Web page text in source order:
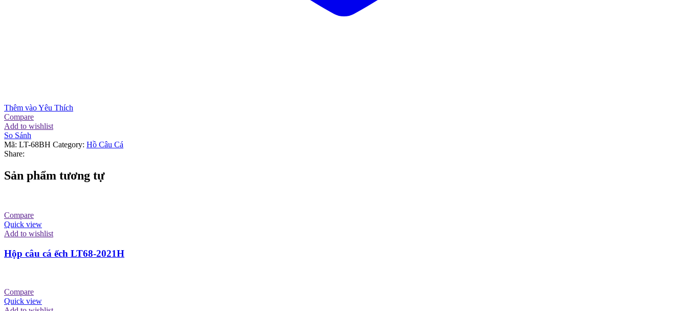
Thêm vào Yêu Thích
Compare
Add to wishlist
So Sánh
Mã: LT-68BH Category: Hồ Câu Cá
Share:
Sản phẩm tương tự
Compare
Quick view
Add to wishlist
Hộp câu cá ếch LT68-2021H
Compare
Quick view